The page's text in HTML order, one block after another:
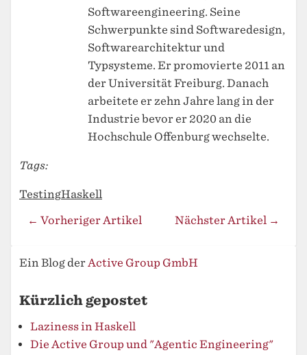
Softwareengineering. Seine
Schwerpunkte sind Softwaredesign,
Softwarearchitektur und
Typsysteme. Er promovierte 2011 an
der Universität Freiburg. Danach
arbeitete er zehn Jahre lang in der
Industrie bevor er 2020 an die
Hochschule Offenburg wechselte.
Tags:
TestingHaskell
← Vorheriger Artikel
Nächster Artikel →
Ein Blog derActive Group GmbH
Kürzlich gepostet
Laziness in Haskell
Die Active Group und "Agentic Engineering"